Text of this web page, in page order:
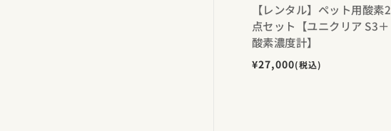
【レンタル】ペット用酸素2
点セット【ユニクリア S3＋
酸素濃度計】
¥27,000(税込)